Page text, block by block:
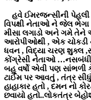
હવે ઈમરજન્સીની પેહલી
વિપક્ષી નેતાઓ ને જેલ
મીસા લગાડો અને ગમે તેને
આરોપીઓથી , એક ચોકડી
ધવન , વિદ્યા ચરણ શુક્લ
કોંગ્રેસી નેતાઓ
બહુ વર્ષો એવી પણ
ટાઈમ પર આવતું , તંત્ર
હાહાકાર હતો , દમન નો
છવાયો હતો..લોકતંત્ર